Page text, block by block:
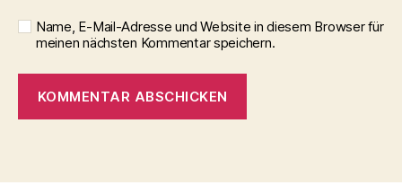
Name, E-Mail-Adresse und Website in diesem Browser für
meinen nächsten Kommentar speichern.